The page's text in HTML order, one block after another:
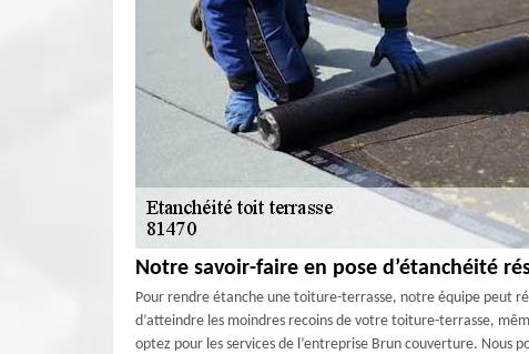
Notre savoir-faire en pose d’étanchéité
Pour rendre étanche une toiture-terrasse, notre équipe peut
d’atteindre les moindres recoins de votre toiture-terrasse,
optez pour les services de l’entreprise Brun couverture. Nous